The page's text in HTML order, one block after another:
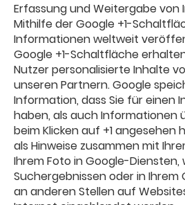
Erfassung und Weitergabe von
Mithilfe der Google +1-
Informationen weltweit
Google +1-Schaltfläche
Nutzer personalisierte Inhalte
unseren Partnern. Google
Information, dass Sie für einen
haben, als auch Informationen
beim Klicken auf +1 angesehen
als Hinweise zusammen mit
Ihrem Foto in Google-Diensten,
Suchergebnissen oder in Ihrem
an anderen Stellen auf